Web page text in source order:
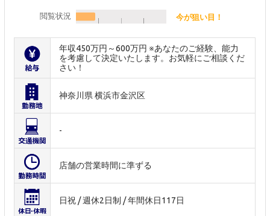
閲覧状況 今が狙い目！
年収450万円～600万円 ※あなたのご経験、能力
を考慮して決定いたします。お気軽にご相談くだ
さい！
神奈川県 横浜市金沢区
-
店舗の営業時間に準ずる
日祝 / 週休2日制 / 年間休日117日